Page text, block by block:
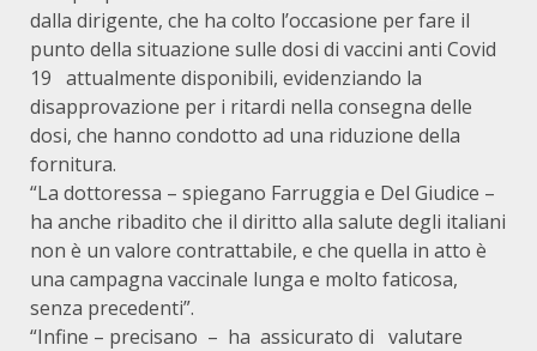
dalla dirigente, che ha colto l’occasione per fare il
punto della situazione sulle dosi di vaccini anti Covid
19 attualmente disponibili, evidenziando la
disapprovazione per i ritardi nella consegna delle
dosi, che hanno condotto ad una riduzione della
fornitura.
“La dottoressa – spiegano Farruggia e Del Giudice –
ha anche ribadito che il diritto alla salute degli italiani
non è un valore contrattabile, e che quella in atto è
una campagna vaccinale lunga e molto faticosa,
senza precedenti”.
“Infine – precisano – ha assicurato di valutare